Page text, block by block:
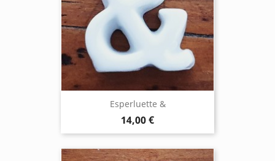
Esperluette &
14,00 €